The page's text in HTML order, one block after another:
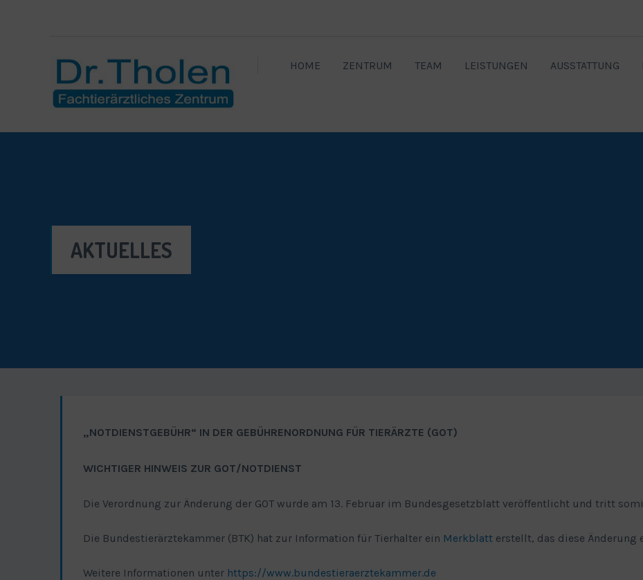
HOME ZENTRUM TEAM LEISTUNGEN AUSSTATTUNG
AKTUELLES
„NOTDIENSTGEBÜHR“ IN DER GEBÜHRENORDNUNG FÜR TIERÄRZTE (GOT)
WICHTIGER HINWEIS ZUR GOT/NOTDIENST
Die Verordnung zur Änderung der GOT wurde am 13. Februar im Bundesgesetzblatt veröffentlicht und tritt
Die Bundestierärztekammer (BTK) hat zur Information für Tierhalter ein Merkblatt erstellt, das diese Änderung
Weitere Informationen unter https://www.bundestieraerztekammer.de